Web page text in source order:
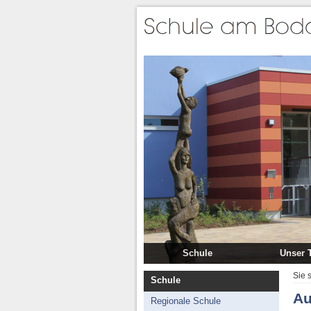
Schule
Regionale Schule
Grundschule
Unser
Schule
Regionale Schule
Sie